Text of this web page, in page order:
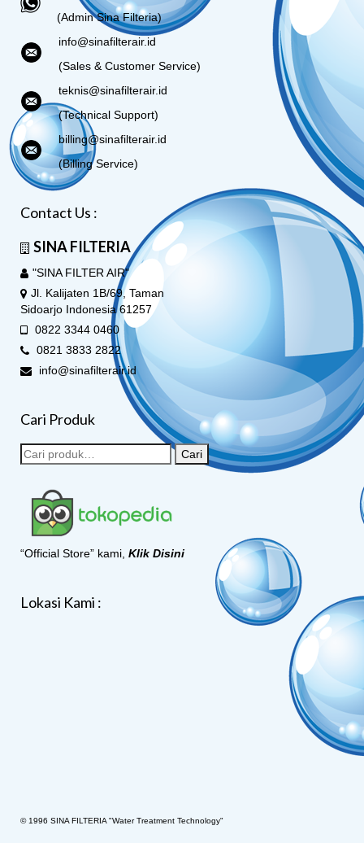
(Admin Sina Filteria)
info@sinafilterair.id
(Sales & Customer Service)
teknis@sinafilterair.id
(Technical Support)
billing@sinafilterair.id
(Billing Service)
Contact Us :
SINA FILTERIA
"SINA FILTER AIR"
Jl. Kalijaten 1B/69, Taman
Sidoarjo Indonesia 61257
0822 3344 0460
0821 3833 2822
info@sinafilterair.id
Cari Produk
Cari
“Official Store” kami, Klik Disini
Lokasi Kami :
© 1996 SINA FILTERIA "Water Treatment Technology"